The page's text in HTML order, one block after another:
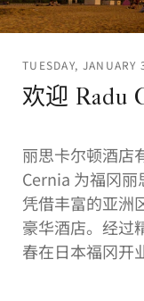
TUESDAY, JANUARY
欢迎 Radu
丽思卡尔顿酒店
Cernia 为福冈
凭借丰富的亚洲
豪华酒店。经过
春在日本福冈开